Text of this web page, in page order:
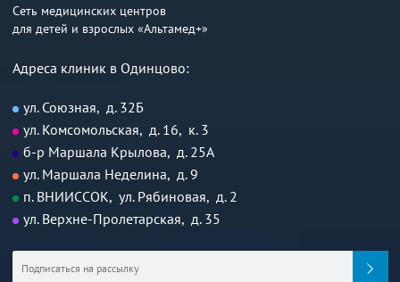
Сеть медицинских центров
для детей и взрослых «Альтамед+»
Адреса клиник в Одинцово:
ул. Союзная, д. 32Б
ул. Комсомольская, д. 16, к. 3
б-р Маршала Крылова, д. 25А
ул. Маршала Неделина, д. 9
п. ВНИИССОК, ул. Рябиновая, д. 2
ул. Верхне-Пролетарская, д. 35